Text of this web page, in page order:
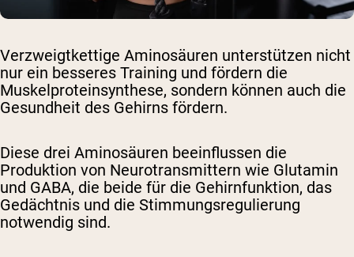
Verzweigtkettige Aminosäuren unterstützen nicht
nur ein besseres Training und fördern die
Muskelproteinsynthese, sondern können auch die
Gesundheit des Gehirns fördern.
Diese drei Aminosäuren beeinflussen die
Produktion von Neurotransmittern wie Glutamin
und GABA, die beide für die Gehirnfunktion, das
Gedächtnis und die Stimmungsregulierung
notwendig sind.